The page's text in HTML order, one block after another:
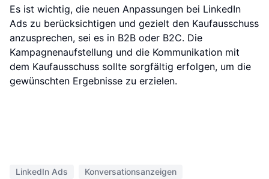
Es ist wichtig, die neuen Anpassungen bei LinkedIn
Ads zu berücksichtigen und gezielt den Kaufausschuss
anzusprechen, sei es in B2B oder B2C. Die
Kampagnenaufstellung und die Kommunikation mit
dem Kaufausschuss sollte sorgfältig erfolgen, um die
gewünschten Ergebnisse zu erzielen.
LinkedIn Ads
Konversationsanzeigen